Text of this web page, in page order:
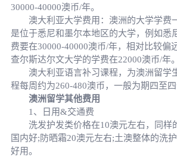
30000-40000澳币/年。
澳大利亚大学费用：澳洲的大学学费
是位于悉尼和墨尔本地区的大学，例如悉
费要在30000-40000澳币/年，相对比较偏
查尔斯达尔文大学的学费在22000澳币/年。
澳大利亚语言补习课程，为澳洲留学
程每周约为260-480澳币，一般为期四至四
澳洲留学其他费用
1、日用&交通费
洗发护发类价格在10澳元左右，同样
国内好;防晒霜20澳元左右;土澳整体的洗
好用。